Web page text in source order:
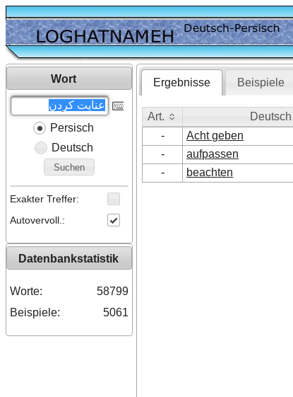
Wort
Persisch
Deutsch
Suchen
Exakter Treffer:
Autovervoll.:
Datenbankstatistik
Worte:
58799
Beispiele:
5061
Ergebnisse Beispiele
Art. Deutsch
- Acht geben
-
aufpassen
-
beachten